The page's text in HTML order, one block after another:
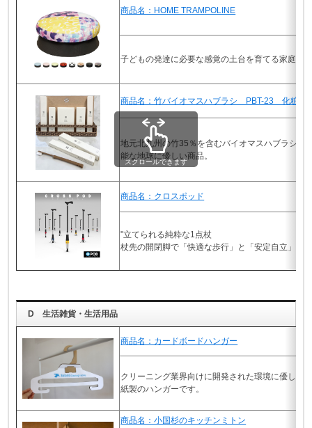
商品名：HOME TRAMPOLINE
子どもの発達に必要な感覚の土台を育てる家庭用
商品名：竹バイオマスハブラシ PBT-23 化粧箱
地元北九州の竹35％を含むバイオマスハブラシ。
能な地球に優しい商品。
商品名：クロスポッド
"立てられる純粋な1点杖
杖先の開閉脚で「快適な歩行」と「安定自立」を
スクロールできます
D 生活雑貨・生活用品
商品名：カードボードハンガー
クリーニング業界向けに開発された環境に優しく
紙製のハンガーです。
商品名：小国杉のキッチンミトン